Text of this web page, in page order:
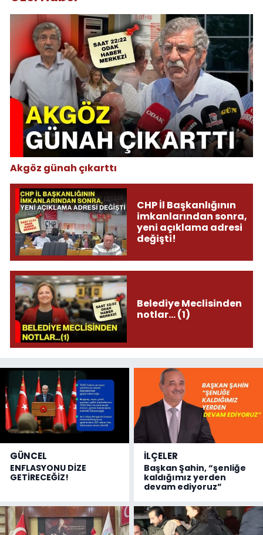
Akgöz günah çıkarttı
CHP İl Başkanlığının
imkanlarından sonra,
yeni açıklama adresi
değişti!
Belediye Meclisinden
notlar... (1)
GÜNCEL
ENFLASYONU DİZE
GETİRECEĞİZ!
İLÇELER
Başkan Şahin, “şenliğe
kaldığımız yerden
devam ediyoruz”